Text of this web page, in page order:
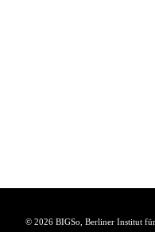
© 2026 BIGSo, Berliner Institut